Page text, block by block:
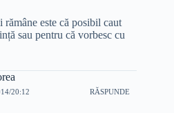
este că posibil caut
sau pentru că vorbesc cu
20:12 RĂSPUNDE